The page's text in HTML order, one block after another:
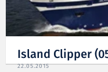
Island Clipper
22.05.2015